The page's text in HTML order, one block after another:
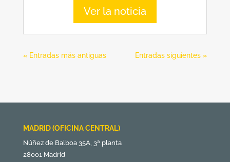
Ver la noticia
« Entradas más antiguas Entradas siguientes »
MADRID (OFICINA CENTRAL)
Núñez de Balboa 35A, 3ª planta
28001 Madrid